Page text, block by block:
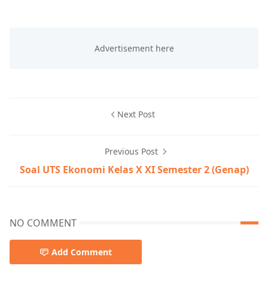
Next Post
Previous Post
Soal UTS Ekonomi Kelas X XI Semester 2 (Genap)
NO COMMENT
Add Comment